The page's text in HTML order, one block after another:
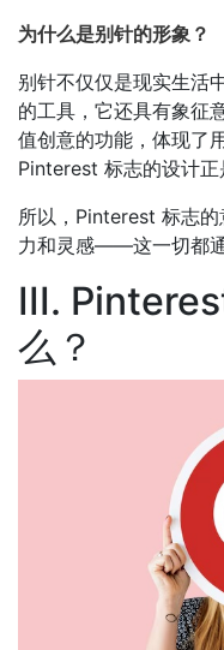
为什么是别针的形象？
别针不仅仅是现实生活
的工具，它还具有象征
值创意的功能，体现了
Pinterest 标志的设计正
所以，Pinterest 标志
力和灵感——这一切都通
III.
么？